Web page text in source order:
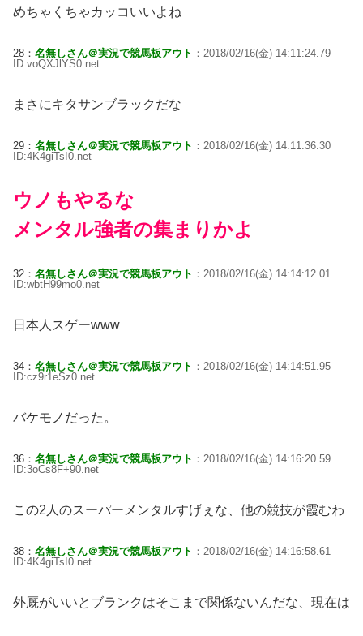
めちゃくちゃカッコいいよね
28： 名無しさん＠実況で競馬板アウト ：2018/02/16(金) 14:11:24.79
ID:voQXJlYS0.net
まさにキタサンブラックだな
29： 名無しさん＠実況で競馬板アウト ：2018/02/16(金) 14:11:36.30
ID:4K4giTsI0.net
ウノもやるな
メンタル強者の集まりかよ
32： 名無しさん＠実況で競馬板アウト ：2018/02/16(金) 14:14:12.01
ID:wbtH99mo0.net
日本人スゲーwww
34： 名無しさん＠実況で競馬板アウト ：2018/02/16(金) 14:14:51.95
ID:cz9r1eSz0.net
バケモノだった。
36： 名無しさん＠実況で競馬板アウト ：2018/02/16(金) 14:16:20.59
ID:3oCs8F+90.net
この2人のスーパーメンタルすげぇな、他の競技が霞むわ
38： 名無しさん＠実況で競馬板アウト ：2018/02/16(金) 14:16:58.61
ID:4K4giTsI0.net
外厩がいいとブランクはそこまで関係ないんだな、現在は